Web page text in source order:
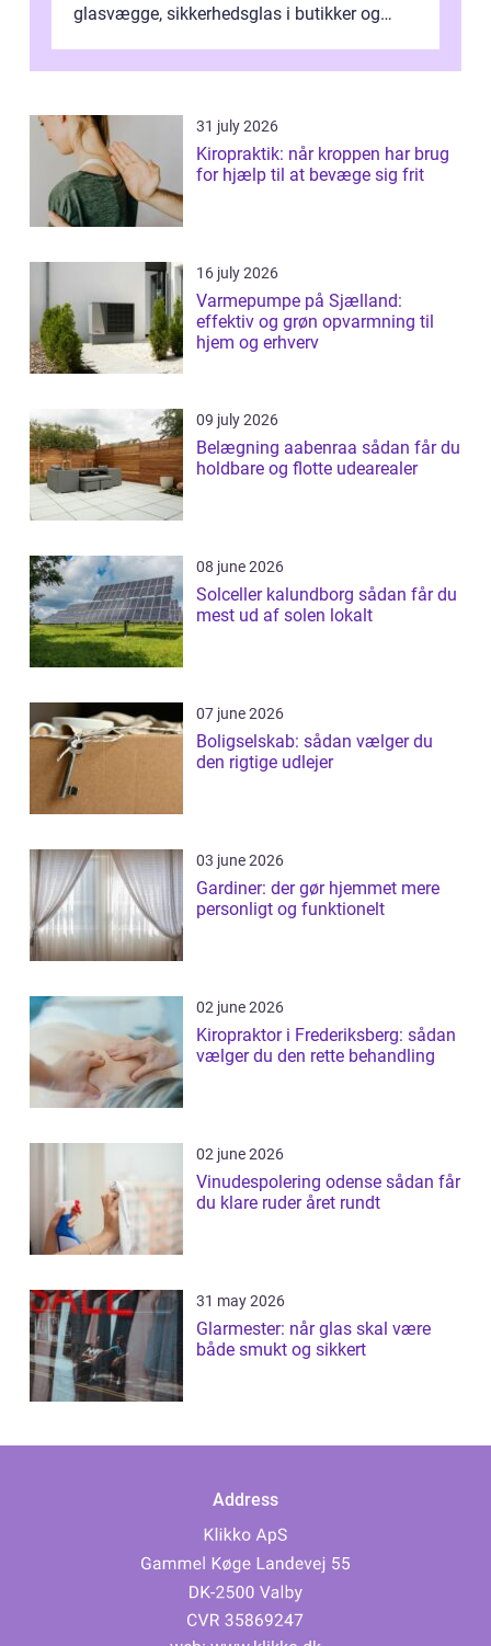
glasvægge, sikkerhedsglas i butikker og
31 july 2026
Kiropraktik: når kroppen har brug
for hjælp til at bevæge sig frit
16 july 2026
Varmepumpe på Sjælland:
effektiv og grøn opvarmning til
hjem og erhverv
09 july 2026
Belægning aabenraa sådan får du
holdbare og flotte udearealer
08 june 2026
Solceller kalundborg sådan får du
mest ud af solen lokalt
07 june 2026
Boligselskab: sådan vælger du
den rigtige udlejer
03 june 2026
Gardiner: der gør hjemmet mere
personligt og funktionelt
02 june 2026
Kiropraktor i Frederiksberg: sådan
vælger du den rette behandling
02 june 2026
Vinudespolering odense sådan får
du klare ruder året rundt
31 may 2026
Glarmester: når glas skal være
både smukt og sikkert
Address